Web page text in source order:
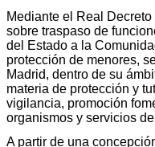
Mediante el Real
sobre traspaso de
del Estado a la
protección de menores,
Madrid, dentro de su
materia de protección y
vigilancia, promoción
organismos y servicios
A partir de una